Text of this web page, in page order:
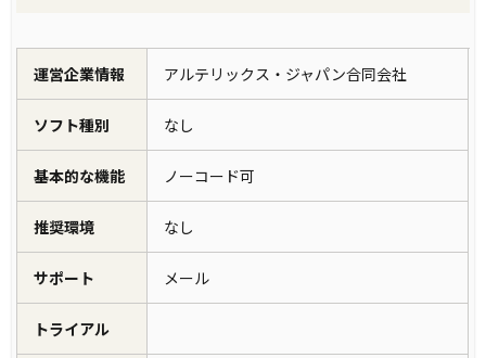
運営企業情報 アルテリックス・ジャパン合同会社
ソフト種別 なし
基本的な機能 ノーコード可
推奨環境 なし
サポート メール
トライアル